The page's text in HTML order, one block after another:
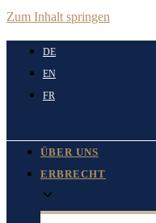
Zum Inhalt springen
DE
EN
FR
ÜBER UNS
ERBRECHT